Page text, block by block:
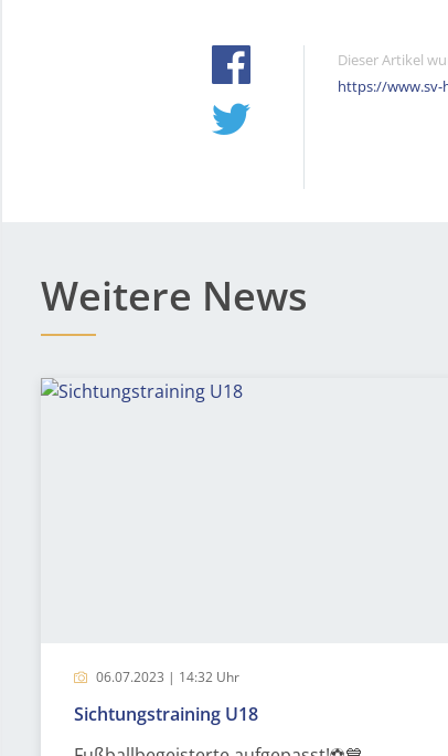
Dieser Artikel
https://www.sv-
Weitere News
06.07.2023 | 14:32 Uhr
Sichtungstraining U18